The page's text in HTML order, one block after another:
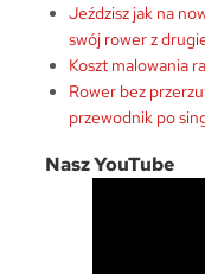
Jeździsz jak na
swój rower z
Koszt malowania
Rower bez
przewodnik po
Nasz YouTube